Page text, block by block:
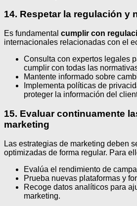
14. Respetar la regulación y
Es fundamental cumplir con
internacionales relacionadas con el
Consulta con expertos legales
cumplir con todas las
Mantente informado sobre
Implementa políticas de
proteger la información del
15. Evaluar continuamente
marketing
Las estrategias de marketing deben
optimizadas de forma regular. Para
Evalúa el rendimiento de
Prueba nuevas plataformas y
Recoge datos analíticos para
marketing.